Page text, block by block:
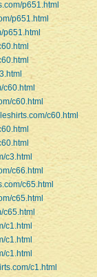
p651.html
p651.html
p651.html
c60.html
c60.html
c60.html
c3.html
c66.html
c65.html
c65.html
c65.html
c1.html
c1.html
c1.html
c1.html